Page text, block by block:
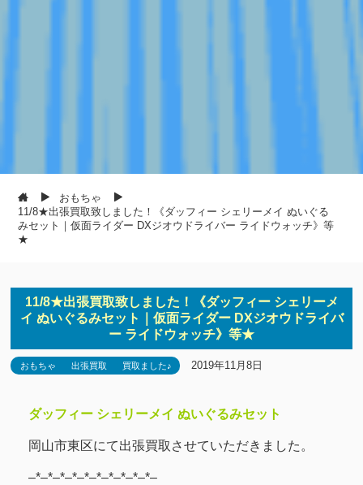
おもちゃ
11/8★出張買取致しました！《ダッフィー シェリーメイ ぬいぐる
みセット｜仮面ライダー DXジオウドライバー ライドウォッチ》等
★
11/8★出張買取致しました！《ダッフィー シェリーメ
イ ぬいぐるみセット｜仮面ライダー DXジオウドライバ
ー ライドウォッチ》等★
おもちゃ 出張買取 買取ました♪ 2019年11月8日
ダッフィー シェリーメイ ぬいぐるみセット
岡山市東区にて出張買取させていただきました。
–*–*–*–*–*–*–*–*–*–*–